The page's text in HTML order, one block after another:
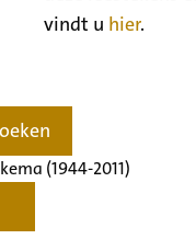
vindt u hier.
(1944-2011)